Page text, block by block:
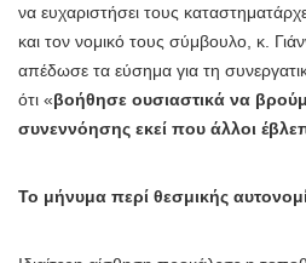
να ευχαριστήσει τους
και τον νομικό τους σύμβουλο, κ.
απέδωσε τα εύσημα για τη
ότι «βοήθησε ουσιαστικά να
συνεννόησης εκεί που άλλοι
Το μήνυμα περί θεσμικής